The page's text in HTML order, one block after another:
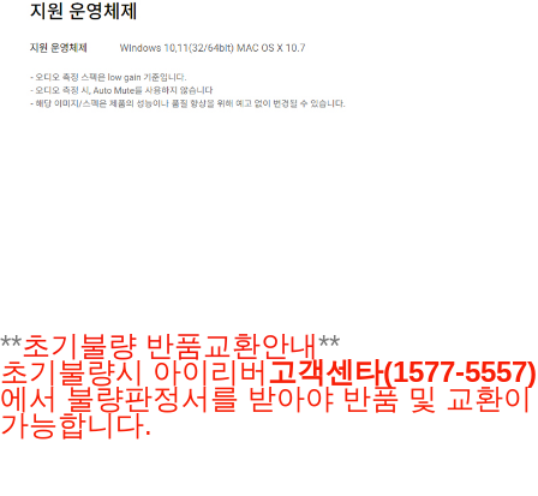
**초기불량 반품교환안내**
초기불량시 아이리버고객센타(1577-5557)
에서 불량판정서를 받아야 반품 및 교환이
가능합니다.